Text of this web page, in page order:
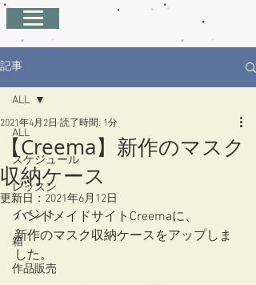
記事
ALL
スケジュール
レッスン
イベント
箱
作品販売
ALL
【Creema】新作のマスク
収納ケース
2021年4月2日 読了時間: 1分
更新日： 2021年6月12日
ハンドメイドサイトCreemaに、
新作のマスク収納ケースをアップしま
した。